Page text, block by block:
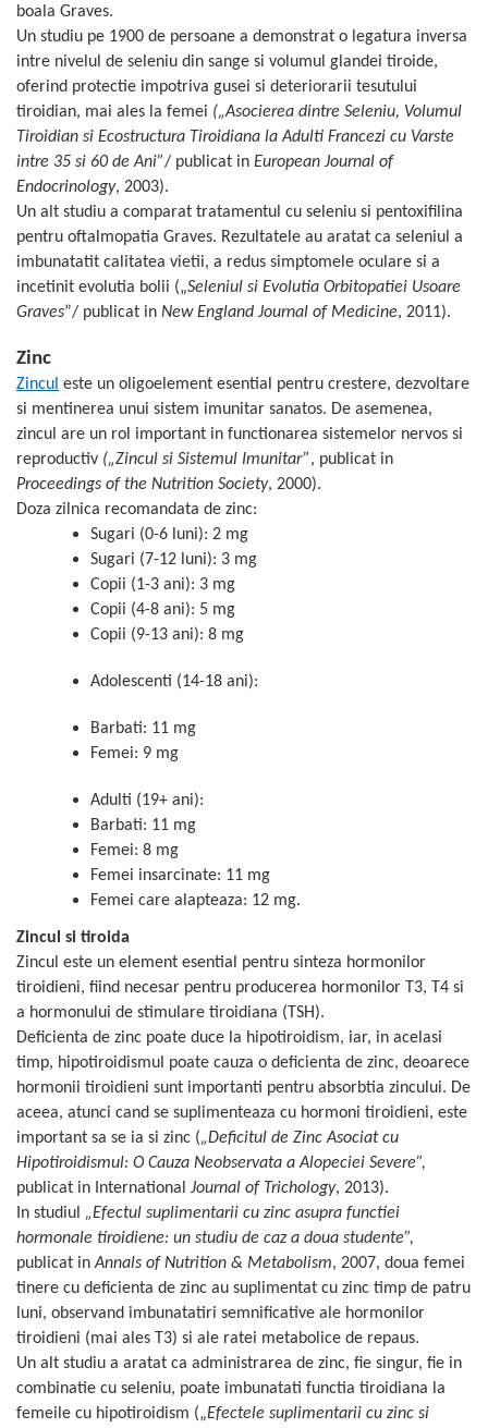
Cătină
Chlorella
Colina
Electroliti
Produse Apicole
Cacao
boala Graves.
Un studiu pe 1900 de persoane a demonstrat o legatura inversa
intre nivelul de seleniu din sange si volumul glandei tiroide,
oferind protectie impotriva gusei si deteriorarii tesutului
tiroidian, mai ales la femei („Asocierea dintre Seleniu, Volumul
Tiroidian si Ecostructura Tiroidiana la Adulti Francezi cu Varste
intre 35 si 60 de Ani”/ publicat in European Journal of
Endocrinology, 2003).
Un alt studiu a comparat tratamentul cu seleniu si pentoxifilina
pentru oftalmopatia Graves. Rezultatele au aratat ca seleniul a
imbunatatit calitatea vietii, a redus simptomele oculare si a
incetinit evolutia bolii („Seleniul si Evolutia Orbitopatiei Usoare
Graves”/ publicat in New England Journal of Medicine, 2011).
Zinc
Zincul este un oligoelement esential pentru crestere, dezvoltare
si mentinerea unui sistem imunitar sanatos. De asemenea,
zincul are un rol important in functionarea sistemelor nervos si
reproductiv („Zincul si Sistemul Imunitar”, publicat in
Proceedings of the Nutrition Society, 2000).
Doza zilnica recomandata de zinc:
Sugari (0-6 luni): 2 mg
Sugari (7-12 luni): 3 mg
Copii (1-3 ani): 3 mg
Copii (4-8 ani): 5 mg
Copii (9-13 ani): 8 mg
Adolescenti (14-18 ani):
Barbati: 11 mg
Femei: 9 mg
Adulti (19+ ani):
Barbati: 11 mg
Femei: 8 mg
Femei insarcinate: 11 mg
Femei care alapteaza: 12 mg.
Zincul si tiroida
Zincul este un element esential pentru sinteza hormonilor
tiroidieni, fiind necesar pentru producerea hormonilor T3, T4 si
a hormonului de stimulare tiroidiana (TSH).
Deficienta de zinc poate duce la hipotiroidism, iar, in acelasi
timp, hipotiroidismul poate cauza o deficienta de zinc, deoarece
hormonii tiroidieni sunt importanti pentru absorbtia zincului. De
aceea, atunci cand se suplimenteaza cu hormoni tiroidieni, este
important sa se ia si zinc („Deficitul de Zinc Asociat cu
Hipotiroidismul: O Cauza Neobservata a Alopeciei Severe”,
publicat in International Journal of Trichology, 2013).
In studiul „Efectul suplimentarii cu zinc asupra functiei
hormonale tiroidiene: un studiu de caz a doua studente”,
publicat inAnnals of Nutrition & Metabolism, 2007, doua femei
tinere cu deficienta de zinc au suplimentat cu zinc timp de patru
luni, observand imbunatatiri semnificative ale hormonilor
tiroidieni (mai ales T3) si ale ratei metabolice de repaus.
Un alt studiu a aratat ca administrarea de zinc, fie singur, fie in
combinatie cu seleniu, poate imbunatati functia tiroidiana la
femeile cu hipotiroidism („Efectele suplimentarii cu zinc si